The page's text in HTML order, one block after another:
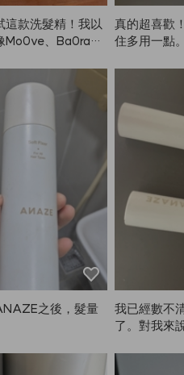
這款洗髮精！我以
Mo0ve、Ba0ra、
膩😭。結果都不適
大發現！用了AN
真的變蓬鬆，掉髮
說最重要😭）。真
棒，價格也很實
級的洗髮精一樣！
真的超喜歡
住多用一點
😭❤️❤️❤️
之後，髮量
我已經數不
了。對我來